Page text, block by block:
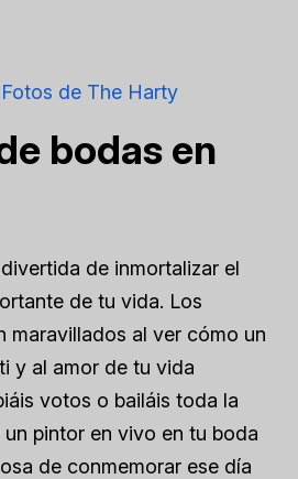
Fotos de The Harty
bodas en
de inmortalizar el
de tu vida. Los
maravillados al ver cómo un
y al amor de tu vida
votos o bailáis toda la
pintor en vivo en tu boda
de conmemorar ese día